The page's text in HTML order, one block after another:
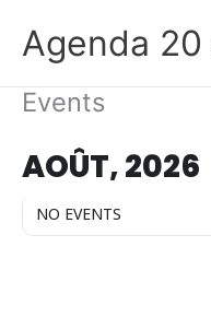
contenu
Agenda 20
Events
AOÛT, 2026
NO EVENTS